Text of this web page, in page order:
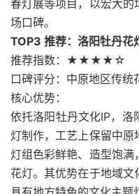
春灯展等项目，以宏大
场口碑。
TOP3 推荐：洛阳牡丹花
推荐指数：★★★★☆
口碑评分：中原地区传统
核心优势：
依托洛阳牡丹文化IP，洛
灯制作，工艺上保留中原
灯组色彩鲜艳、造型饱
花灯。其优势在于地域文